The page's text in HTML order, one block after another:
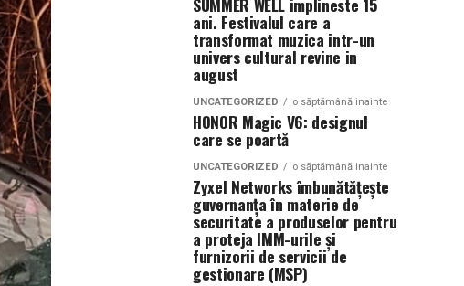
ani. Festivalul care a
transformat muzica intr-un
univers cultural revine in
august
UNCATEGORIZED o săptămână inainte
HONOR Magic V6: designul
care se poartă
UNCATEGORIZED o săptămână inainte
Zyxel Networks îmbunătățește
guvernanța în materie de
securitate a produselor pentru
a proteja IMM-urile și
furnizorii de servicii de
gestionare (MSP)